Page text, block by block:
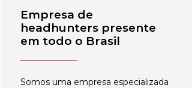
Empresa de
headhunters presente
em todo o Brasil
Somos uma empresa especializada